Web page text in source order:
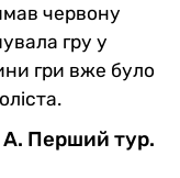
червону
гру у
гри вже було
А. Перший тур.